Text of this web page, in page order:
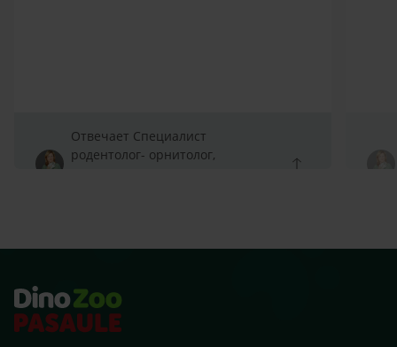
Отвечает Специалист
родентолог- орнитолог,